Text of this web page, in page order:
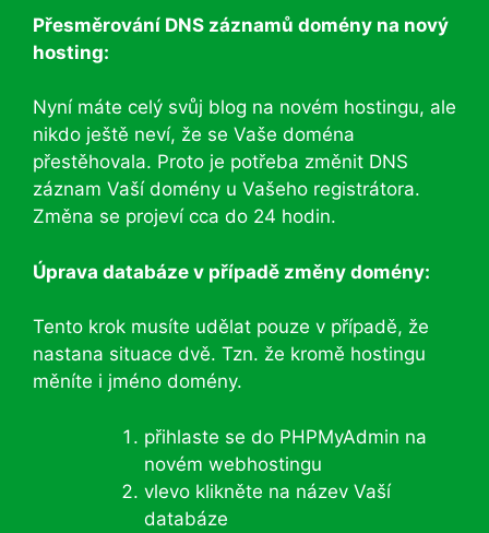
Přesměrování DNS záznamů domény na nový
hosting:
Nyní máte celý svůj blog na novém hostingu, ale
nikdo ještě neví, že se Vaše doména
přestěhovala. Proto je potřeba změnit DNS
záznam Vaší domény u Vašeho registrátora.
Změna se projeví cca do 24 hodin.
Úprava databáze v případě změny domény:
Tento krok musíte udělat pouze v případě, že
nastana situace dvě. Tzn. že kromě hostingu
měníte i jméno domény.
přihlaste se do PHPMyAdmin na
novém webhostingu
vlevo klikněte na název Vaší
databáze